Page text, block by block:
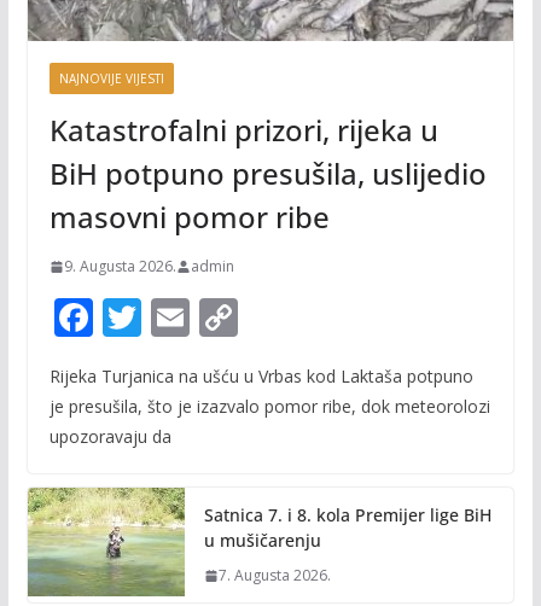
NAJNOVIJE VIJESTI
Katastrofalni prizori, rijeka u
BiH potpuno presušila, uslijedio
masovni pomor ribe
9. Augusta 2026. admin
F
e
b
o
k
T
itt
er
E
m
ai
C
p
n
k
Rijeka Turjanica na ušću u Vrbas kod Laktaša potpuno
je presušila, što je izazvalo pomor ribe, dok meteorolozi
upozoravaju da
Satnica 7. i 8. kola Premijer lige BiH
u mušičarenju
7. Augusta 2026.